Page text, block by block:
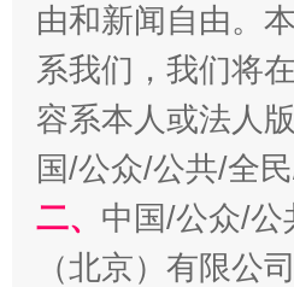
习近平的博鳌关键词
由和新闻自由。
系我们，我们将
容系本人或法人
国/公众/公共/全
二、 中国/公众/
（北京）有限公